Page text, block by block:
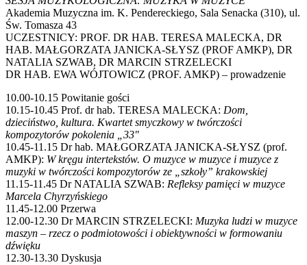
Akademia Muzyczna im. K. Pendereckiego, Sala Senacka (310), ul.
Św. Tomasza 43
UCZESTNICY: PROF. DR HAB. TERESA MALECKA, DR
HAB. MAŁGORZATA JANICKA-SŁYSZ (PROF AMKP), DR
NATALIA SZWAB, DR MARCIN STRZELECKI
DR HAB. EWA WÓJTOWICZ (PROF. AMKP) – prowadzenie
10.00-10.15 Powitanie gości
10.15-10.45 Prof. dr hab. TERESA MALECKA: Dom,
dzieciństwo, kultura. Kwartet smyczkowy w twórczości
kompozytorów pokolenia „33″
10.45-11.15 Dr hab. MAŁGORZATA JANICKA-SŁYSZ (prof.
AMKP): W kręgu intertekstów. O muzyce w muzyce i muzyce z
muzyki w twórczości kompozytorów ze „szkoły” krakowskiej
11.15-11.45 Dr NATALIA SZWAB: Refleksy pamięci w muzyce
Marcela Chyrzyńskiego
11.45-12.00 Przerwa
12.00-12.30 Dr MARCIN STRZELECKI: Muzyka ludzi w muzyce
maszyn – rzecz o podmiotowości i obiektywności w formowaniu
dźwięku
12.30-13.30 Dyskusja